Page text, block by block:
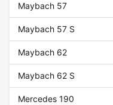
Maybach 57
Maybach 57 S
Maybach 62
Maybach 62 S
Mercedes 190